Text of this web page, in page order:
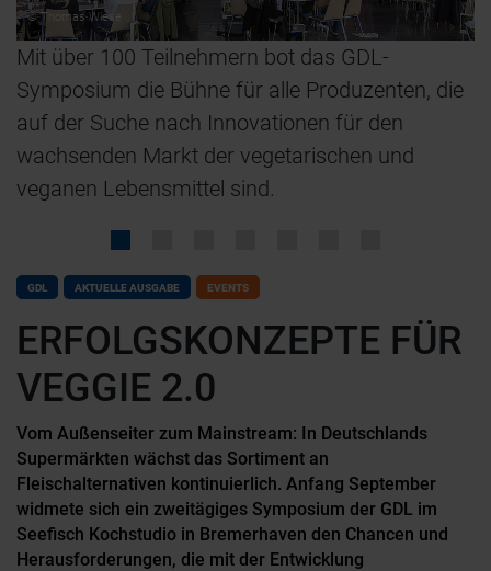
© Thomas Wiese
Mit über 100 Teilnehmern bot das GDL-
Symposium die Bühne für alle Produzenten, die
auf der Suche nach Innovationen für den
wachsenden Markt der vegetarischen und
veganen Lebensmittel sind.
GDL AKTUELLE AUSGABE EVENTS
ERFOLGSKONZEPTE FÜR
VEGGIE 2.0
Vom Außenseiter zum Mainstream: In Deutschlands
Supermärkten wächst das Sortiment an
Fleischalternativen kontinuierlich. Anfang September
widmete sich ein zweitägiges Symposium der GDL im
Seefisch Kochstudio in Bremerhaven den Chancen und
Herausforderungen, die mit der Entwicklung